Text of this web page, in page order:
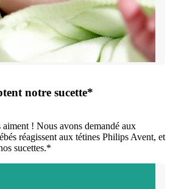
notre sucette*
aiment ! Nous avons demandé aux
réagissent aux tétines Philips Avent, et
sucettes.*